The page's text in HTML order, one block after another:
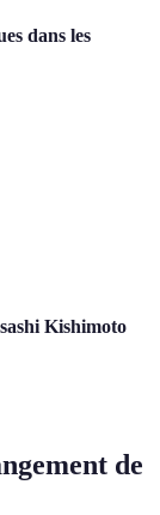
dans les
Kishimoto
de